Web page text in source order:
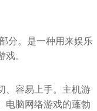
分。是一种用来娱乐
。
、容易上手。主机游
电脑网络游戏的蓬勃